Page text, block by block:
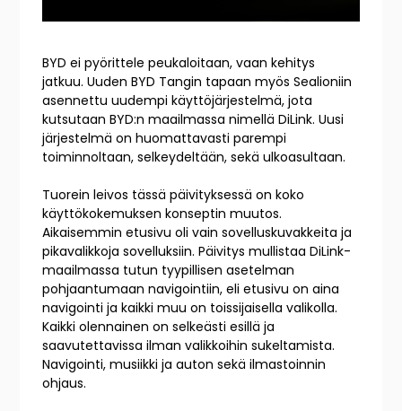
BYD ei pyörittele peukaloitaan, vaan kehitys
jatkuu. Uuden BYD Tangin tapaan myös Sealioniin
asennettu uudempi käyttöjärjestelmä, jota
kutsutaan BYD:n maailmassa nimellä DiLink. Uusi
järjestelmä on huomattavasti parempi
toiminnoltaan, selkeydeltään, sekä ulkoasultaan.
Tuorein leivos tässä päivityksessä on koko
käyttökokemuksen konseptin muutos.
Aikaisemmin etusivu oli vain sovelluskuvakkeita ja
pikavalikkoja sovelluksiin. Päivitys mullistaa DiLink-
maailmassa tutun tyypillisen asetelman
pohjaantumaan navigointiin, eli etusivu on aina
navigointi ja kaikki muu on toissijaisella valikolla.
Kaikki olennainen on selkeästi esillä ja
saavutettavissa ilman valikkoihin sukeltamista.
Navigointi, musiikki ja auton sekä ilmastoinnin
ohjaus.